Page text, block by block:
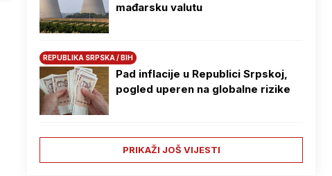
mađarsku valutu
REPUBLIKA SRPSKA / BIH
Pad inflacije u Republici Srpskoj,
pogled uperen na globalne rizike
PRIKAŽI JOŠ VIJESTI